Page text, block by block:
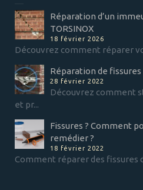
Réparation d’un
TORSINOX
18 février 2026
Découvrez comment réparer
Réparation de
28 février 2022
Découvrez comment
et pr...
Fissures ? Comment
remédier ?
18 février 2022
Comment réparer des fissures